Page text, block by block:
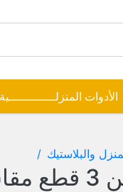
الأدوات المنزلـــــــــــــية
والبلاستيك
اكياس تخزين 3